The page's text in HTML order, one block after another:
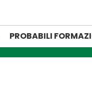
PROBABILI